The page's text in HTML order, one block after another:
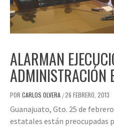
ALARMAN
ADMINISTRACIÓN
POR CARLOS OLVERA /26 FEBRERO, 2013
Guanajuato, Gto. 25 de
estatales están preocupadas